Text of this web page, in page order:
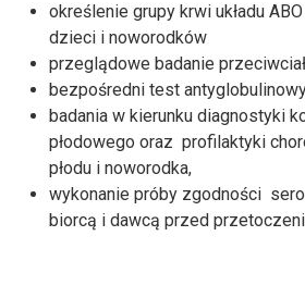
określenie grupy krwi układu
dzieci i noworodków
przeglądowe badanie
bezpośredni test
badania w kierunku diagnostyki
płodowego oraz profilaktyki
płodu i noworodka,
wykonanie próby zgodności
biorcą i dawcą przed